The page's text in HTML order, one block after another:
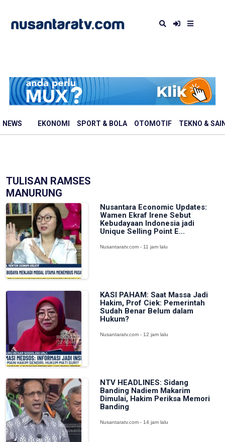
NEWS EKONOMI SPORT & BOLA OTOMOTIF TEKNO &
TULISAN RAMSES
MANURUNG
Nusantara Economic Updates:
Wamen Ekraf Irene Sebut
Kebudayaan Indonesia jadi
Unique Selling Point E...
Nusantaratv.com - 11 jam lalu
KASI PAHAM: Saat Massa Jadi
Hakim, Prof Ciek: Pemerintah
Sudah Benar Belum dalam
Hukum?
Nusantaratv.com - 12 jam lalu
NTV HEADLINES: Sidang
Banding Nadiem Makarim
Dimulai, Hakim Periksa Memori
Banding
Nusantaratv.com - 14 jam lalu